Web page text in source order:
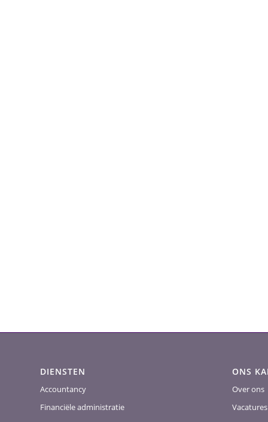
DIENSTEN
Accountancy
Financiële administratie
ONS
Over ons
Vacatures